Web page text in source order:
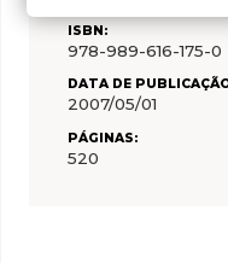
ISBN:
978-989-616-175-0
DATA DE
2007/05/01
PÁGINAS:
520